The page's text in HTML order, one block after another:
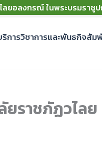
ลยอลงกรณ์ ในพระบรมราชู
ริการวิชาการและพันธกิจสัม
ยราชภัฏวไลย